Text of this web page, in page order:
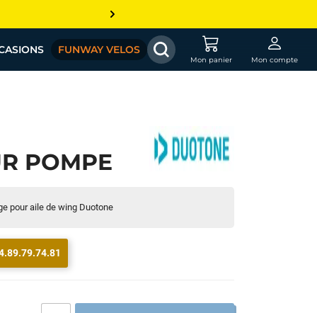
FUNWAY VELOS
Mon panier Mon compte
POMPE
pour aile de wing Duotone